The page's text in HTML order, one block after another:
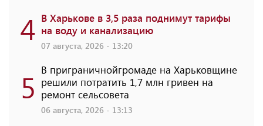
4 В Харькове в 3,5 раза поднимут тарифы
на воду и канализацию
07 августа, 2026 - 13:20
5 В приграничнойгромаде на Харьковщине
решили потратить 1,7 млн ​​гривен на
ремонт сельсовета
06 августа, 2026 - 13:13